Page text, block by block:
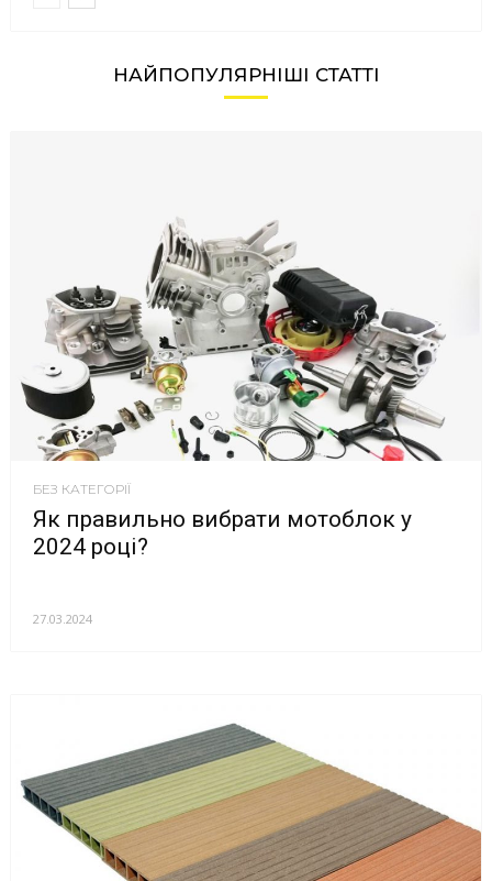
НАЙПОПУЛЯРНІШІ СТАТТІ
БЕЗ КАТЕГОРІЇ
Як правильно вибрати мотоблок у
2024 році?
27.03.2024